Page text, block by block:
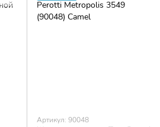
Артикул: 90048